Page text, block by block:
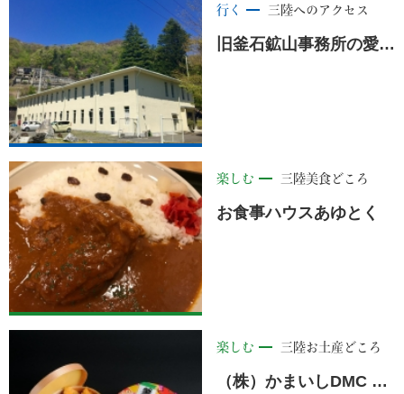
行く 三陸へのアクセス
旧釜石鉱山事務所の愛称が「Ｔｅｓｏｎ（てっさん）」となりました。＜釜石市＞
楽しむ 三陸美食どころ
お食事ハウスあゆとく
楽しむ 三陸お土産どころ
（株）かまいしDMC × maruwa mart （株）